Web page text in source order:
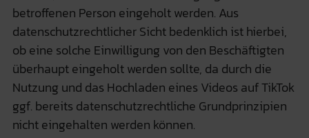
betroffenen Person eingeholt werden. Aus
datenschutzrechtlicher Sicht bedenklich ist hierbei,
ob eine solche Einwilligung von den Beschäftigten
überhaupt eingeholt werden sollte, da durch die
Nutzung und das Hochladen eines Videos auf TikTok
ggf. bereits datenschutzrechtliche Grundprinzipien
nicht eingehalten werden können.